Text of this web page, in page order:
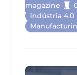
magazine
,
indústria 4.0